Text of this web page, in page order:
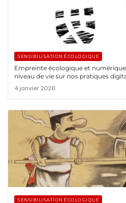
SENSIBILISATION ÉCOLOGIQUE
Empreinte écologique et numérique
niveau de vie sur nos pratiques
4 janvier 2026
SENSIBILISATION ÉCOLOGIQUE